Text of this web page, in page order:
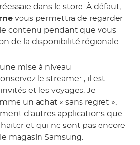
dans le store. À défaut,
vous permettra de regarder
contenu pendant que vous
de la disponibilité régionale.
mise à niveau
le streamer ; il est
et les voyages. Je
un achat « sans regret »,
d'autres applications que
et qui ne sont pas encore
magasin Samsung.